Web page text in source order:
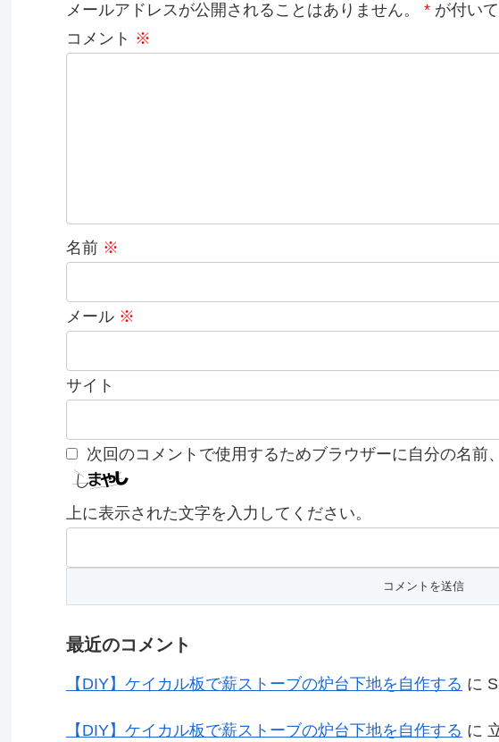
メールアドレスが公開されることはありません。 * が付い
コメント ※
名前 ※
メール ※
サイト
次回のコメントで使用するためブラウザーに自分の名前
上に表示された文字を入力してください。
最近のコメント
【DIY】ケイカル板で薪ストーブの炉台下地を自作する に
【DIY】ケイカル板で薪ストーブの炉台下地を自作する に